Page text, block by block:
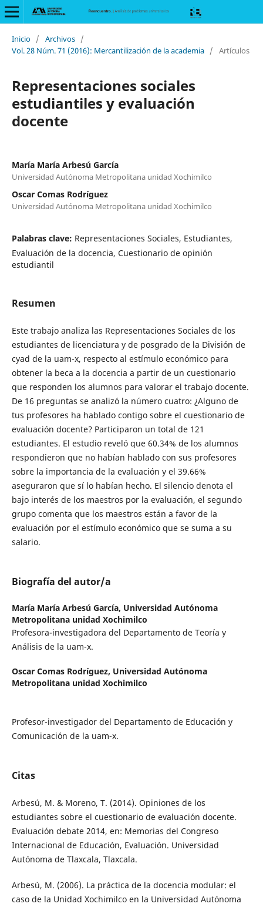
Inicio / Archivos /
Vol. 28 Núm. 71 (2016): Mercantilización de la academia / Artículos
Representaciones sociales
estudiantiles y evaluación
docente
María María Arbesú García
Universidad Autónoma Metropolitana unidad Xochimilco
Oscar Comas Rodríguez
Universidad Autónoma Metropolitana unidad Xochimilco
Palabras clave: Representaciones Sociales, Estudiantes,
Evaluación de la docencia, Cuestionario de opinión
estudiantil
Resumen
Este trabajo analiza las Representaciones Sociales de los
estudiantes de licenciatura y de posgrado de la División de
cyad de la uam-x, respecto al estímulo económico para
obtener la beca a la docencia a partir de un cuestionario
que responden los alumnos para valorar el trabajo docente.
De 16 preguntas se analizó la número cuatro: ¿Alguno de
tus profesores ha hablado contigo sobre el cuestionario de
evaluación docente? Participaron un total de 121
estudiantes. El estudio reveló que 60.34% de los alumnos
respondieron que no habían hablado con sus profesores
sobre la importancia de la evaluación y el 39.66%
aseguraron que sí lo habían hecho. El silencio denota el
bajo interés de los maestros por la evaluación, el segundo
grupo comenta que los maestros están a favor de la
evaluación por el estímulo económico que se suma a su
salario.
Biografía del autor/a
María María Arbesú García, Universidad Autónoma
Metropolitana unidad Xochimilco
Profesora-investigadora del Departamento de Teoría y
Análisis de la uam-x.
Oscar Comas Rodríguez, Universidad Autónoma
Metropolitana unidad Xochimilco
Profesor-investigador del Departamento de Educación y
Comunicación de la uam-x.
Citas
Arbesú, M. & Moreno, T. (2014). Opiniones de los
estudiantes sobre el cuestionario de evaluación docente.
Evaluación debate 2014, en: Memorias del Congreso
Internacional de Educación, Evaluación. Universidad
Autónoma de Tlaxcala, Tlaxcala.
Arbesú, M. (2006). La práctica de la docencia modular: el
caso de la Unidad Xochimilco en la Universidad Autónoma